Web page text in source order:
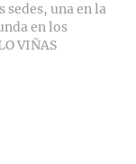
sedes, una en la
en los
VIÑAS